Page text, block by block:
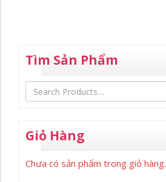
Tìm Sản Phẩm
Giỏ Hàng
Chưa có sản phẩm trong giỏ hàng.